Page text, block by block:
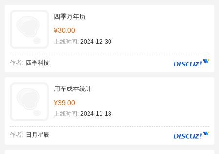
四季万年历
¥30.00
上线时间: 2024-12-30
作者: 四季科技
用车成本统计
¥39.00
上线时间: 2024-11-18
作者: 日月星辰